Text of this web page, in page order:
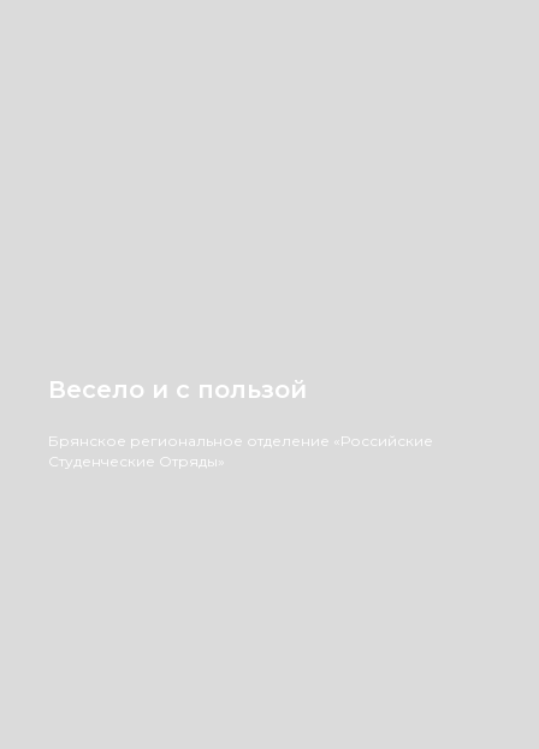
Весело и с пользой
Брянское региональное отделение «Российские
Студенческие Отряды»